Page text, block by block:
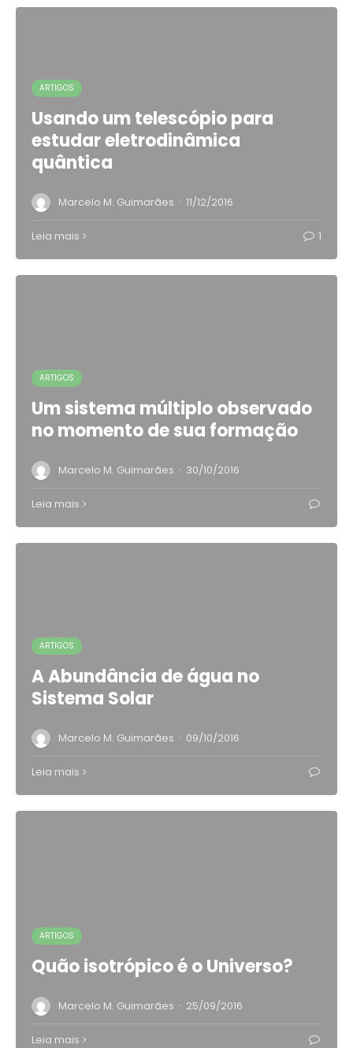
ARTIGOS
Usando um telescópio para
estudar eletrodinâmica
quântica
Marcelo M. Guimarães · 11/12/2016
Leia mais 1
ARTIGOS
Um sistema múltiplo observado
no momento de sua formação
Marcelo M. Guimarães · 30/10/2016
Leia mais
ARTIGOS
A Abundância de água no
Sistema Solar
Marcelo M. Guimarães · 09/10/2016
Leia mais
ARTIGOS
Quão isotrópico é o Universo?
Marcelo M. Guimarães · 25/09/2016
Leia mais